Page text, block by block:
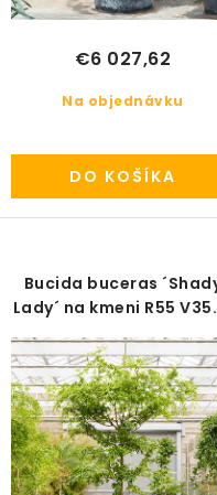
PRÍSLUŠENSTVO
ZNAČKY
Podmienky ochrany
Kontakt / Právne údaje
Na objednávku
€6 027,62
DO KOŠÍKA
Bucida buceras
Lady´ na kmeni R55
400cm